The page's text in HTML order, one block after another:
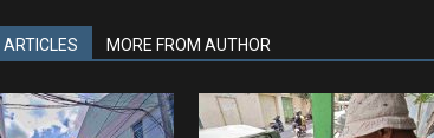
ARTICLES MORE FROM AUTHOR